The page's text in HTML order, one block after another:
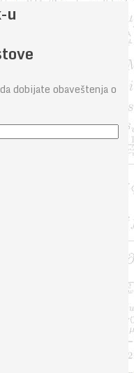
u
dobijate obaveštenja o